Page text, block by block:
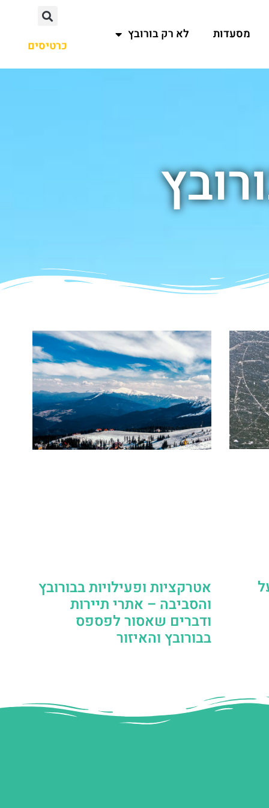
מסעדות לא רק בורובץ
כרטיסים
אטרקציות ופעילויות בבורובץ
והסביבה – אתרי תיירות
ודברים שאסור לפספס
בבורובץ והאיזור